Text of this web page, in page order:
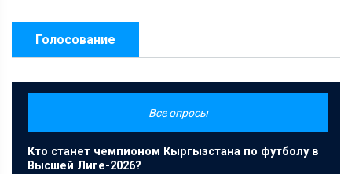
Голосование
Все опросы
Кто станет чемпионом Кыргызстана по футболу в
Высшей Лиге-2026?